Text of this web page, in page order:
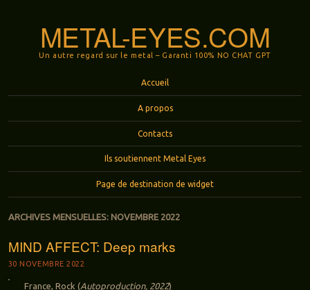
METAL-EYES.COM
Un autre regard sur le metal – Garanti 100% NO CHAT GPT
Accueil
A propos
Contacts
Ils soutiennent Metal Eyes
Page de destination de widget
ARCHIVES MENSUELLES: NOVEMBRE 2022
MIND AFFECT: Deep marks
30 NOVEMBRE 2022
France, Rock (Autoproduction, 2022)